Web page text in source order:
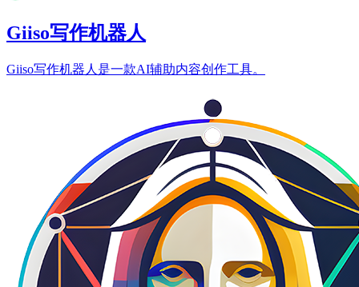
Giiso写作机器人
Giiso写作机器人是一款AI辅助内容创作工具。